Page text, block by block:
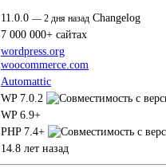
11.0.0 — 2 дня назад Changelog
7 000 000+ сайтах
wordpress.org
woocommerce.com
Automattic
WP 7.0.2
WP 6.9+
PHP 7.4+
14.8 лет назад